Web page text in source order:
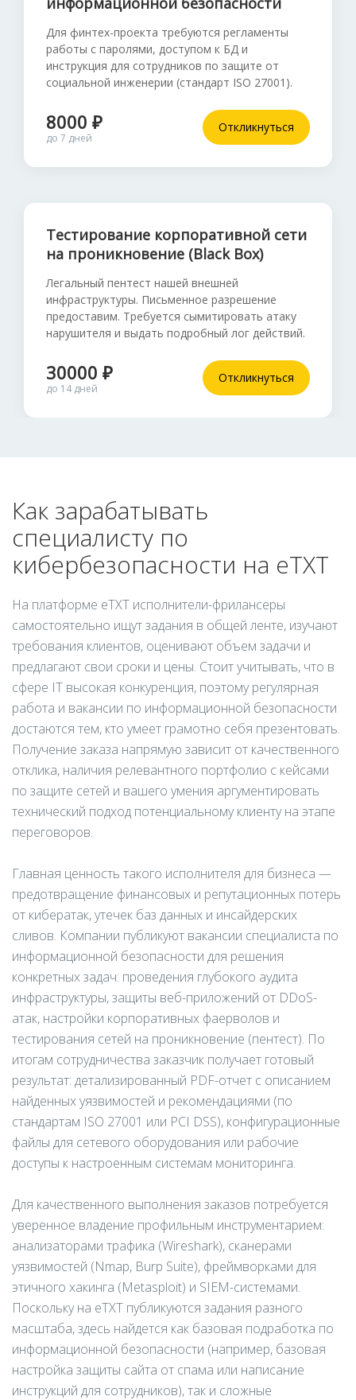
Для финтех-проекта требуются регламенты
работы с паролями, доступом к БД и
инструкция для сотрудников по защите от
социальной инженерии (стандарт ISO 27001).
8000 ₽
до 7 дней
Откликнуться
Тестирование корпоративной сети
на проникновение (Black Box)
Легальный пентест нашей внешней
инфраструктуры. Письменное разрешение
предоставим. Требуется сымитировать атаку
нарушителя и выдать подробный лог действий.
30000 ₽
до 14 дней
Откликнуться
Как зарабатывать
специалисту по
кибербезопасности на eTXT
На платформе eTXT исполнители-фрилансеры
самостоятельно ищут задания в общей ленте, изучают
требования клиентов, оценивают объем задачи и
предлагают свои сроки и цены. Стоит учитывать, что в
сфере IT высокая конкуренция, поэтому регулярная
работа и вакансии по информационной безопасности
достаются тем, кто умеет грамотно себя презентовать.
Получение заказа напрямую зависит от качественного
отклика, наличия релевантного портфолио с кейсами
по защите сетей и вашего умения аргументировать
технический подход потенциальному клиенту на этапе
переговоров.
Главная ценность такого исполнителя для бизнеса —
предотвращение финансовых и репутационных потерь
от кибератак, утечек баз данных и инсайдерских
сливов. Компании публикуют вакансии специалиста по
информационной безопасности для решения
конкретных задач: проведения глубокого аудита
инфраструктуры, защиты веб-приложений от DDoS-
атак, настройки корпоративных фаерволов и
тестирования сетей на проникновение (пентест). По
итогам сотрудничества заказчик получает готовый
результат: детализированный PDF-отчет с описанием
найденных уязвимостей и рекомендациями (по
стандартам ISO 27001 или PCI DSS), конфигурационные
файлы для сетевого оборудования или рабочие
доступы к настроенным системам мониторинга.
Для качественного выполнения заказов потребуется
уверенное владение профильным инструментарием:
анализаторами трафика (Wireshark), сканерами
уязвимостей (Nmap, Burp Suite), фреймворками для
этичного хакинга (Metasploit) и SIEM-системами.
Поскольку на eTXT публикуются задания разного
масштаба, здесь найдется как базовая подработка по
информационной безопасности (например, базовая
настройка защиты сайта от спама или написание
инструкций для сотрудников), так и сложные